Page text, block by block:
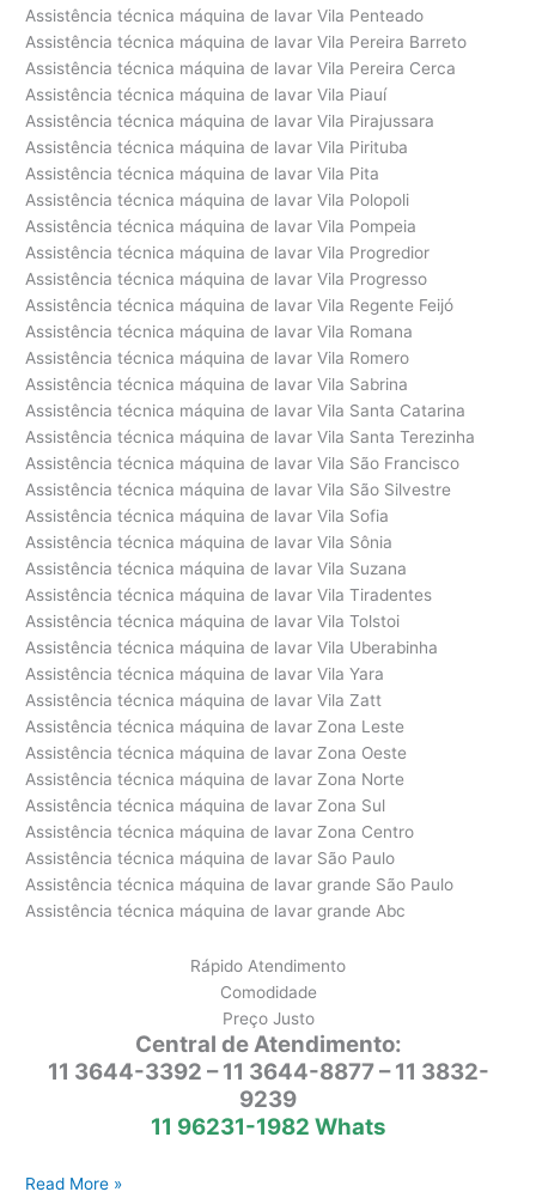
Assistência técnica máquina de lavar Vila Penteado
Assistência técnica máquina de lavar Vila Pereira Barreto
Assistência técnica máquina de lavar Vila Pereira Cerca
Assistência técnica máquina de lavar Vila Piauí
Assistência técnica máquina de lavar Vila Pirajussara
Assistência técnica máquina de lavar Vila Pirituba
Assistência técnica máquina de lavar Vila Pita
Assistência técnica máquina de lavar Vila Polopoli
Assistência técnica máquina de lavar Vila Pompeia
Assistência técnica máquina de lavar Vila Progredior
Assistência técnica máquina de lavar Vila Progresso
Assistência técnica máquina de lavar Vila Regente Feijó
Assistência técnica máquina de lavar Vila Romana
Assistência técnica máquina de lavar Vila Romero
Assistência técnica máquina de lavar Vila Sabrina
Assistência técnica máquina de lavar Vila Santa Catarina
Assistência técnica máquina de lavar Vila Santa Terezinha
Assistência técnica máquina de lavar Vila São Francisco
Assistência técnica máquina de lavar Vila São Silvestre
Assistência técnica máquina de lavar Vila Sofia
Assistência técnica máquina de lavar Vila Sônia
Assistência técnica máquina de lavar Vila Suzana
Assistência técnica máquina de lavar Vila Tiradentes
Assistência técnica máquina de lavar Vila Tolstoi
Assistência técnica máquina de lavar Vila Uberabinha
Assistência técnica máquina de lavar Vila Yara
Assistência técnica máquina de lavar Vila Zatt
Assistência técnica máquina de lavar Zona Leste
Assistência técnica máquina de lavar Zona Oeste
Assistência técnica máquina de lavar Zona Norte
Assistência técnica máquina de lavar Zona Sul
Assistência técnica máquina de lavar Zona Centro
Assistência técnica máquina de lavar São Paulo
Assistência técnica máquina de lavar grande São Paulo
Assistência técnica máquina de lavar grande Abc
Rápido Atendimento
Comodidade
Preço Justo
Central de Atendimento:
11 3644-3392 – 11 3644-8877 – 11 3832-
9239
11 96231-1982 Whats
Assistência
Read More »